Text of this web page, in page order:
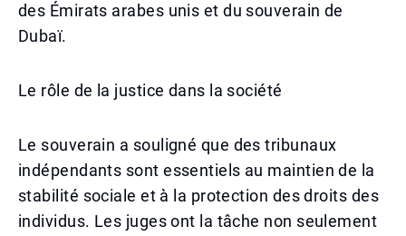
des Émirats arabes unis et du souverain de
Dubaï.
Le rôle de la justice dans la société
Le souverain a souligné que des tribunaux
indépendants sont essentiels au maintien de la
stabilité sociale et à la protection des droits des
individus. Les juges ont la tâche non seulement